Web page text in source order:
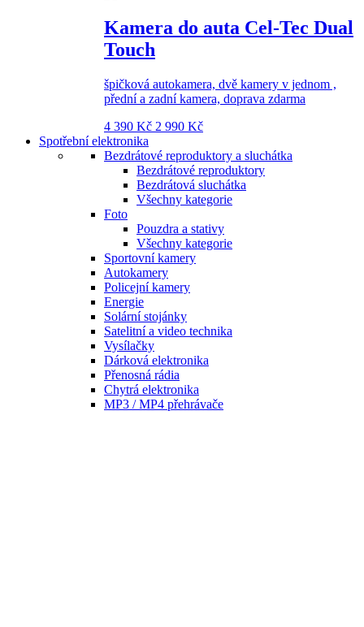
Kamera do auta Cel-Tec Dual
Touch
špičková autokamera, dvě kamery v jednom ,
přední a zadní kamera, doprava zdarma
4 390 Kč 2 990 Kč
Spotřební elektronika
Bezdrátové reproduktory a sluchátka
Bezdrátové reproduktory
Bezdrátová sluchátka
Všechny kategorie
Foto
Pouzdra a stativy
Všechny kategorie
Sportovní kamery
Autokamery
Policejní kamery
Energie
Solární stojánky
Satelitní a video technika
Vysílačky
Dárková elektronika
Přenosná rádia
Chytrá elektronika
MP3 / MP4 přehrávače